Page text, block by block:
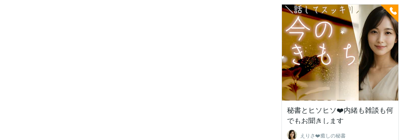
秘書とヒソヒソ❤️内緒も雑談も何
でもお聞きします
えりさ❤️癒しの秘書